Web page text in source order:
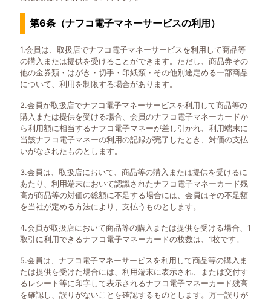
第6条（ナフコ電子マネーサービスの利用）
1.会員は、取扱店でナフコ電子マネーサービスを利用して商品等
の購入または提供を受けることができます。ただし、商品券その
他の金券類・はがき・切手・印紙類・その他別途定める一部商品
について、利用を制限する場合があります。
2.会員が取扱店でナフコ電子マネーサービスを利用して商品等の
購入または提供を受ける場合、会員のナフコ電子マネーカードか
ら利用額に相当するナフコ電子マネーが差し引かれ、利用端末に
当該ナフコ電子マネーの利用の記録が完了したとき、対価の支払
いがなされたものとします。
3.会員は、取扱店において、商品等の購入または提供を受けるに
あたり、利用端末において認識されたナフコ電子マネーカード残
高が商品等の対価の総額に不足する場合には、会員はその不足額
を当社が定める方法により、支払うものとします。
4.会員が取扱店において商品等の購入または提供を受ける場合、1
取引に利用できるナフコ電子マネーカードの枚数は、1枚です。
5.会員は、ナフコ電子マネーサービスを利用して商品等の購入ま
たは提供を受けた場合には、利用端末に表示され、または交付す
るレシート等に印字して表示されるナフコ電子マネーカード残高
を確認し、誤りがないことを確認するものとします。万一誤りが